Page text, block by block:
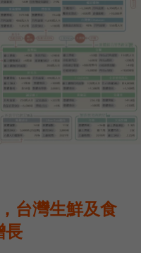
台灣生鮮及食
長